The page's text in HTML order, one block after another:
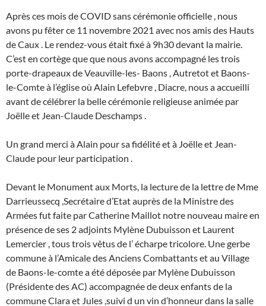
Après ces mois de COVID sans cérémonie officielle , nous
avons pu fêter ce 11 novembre 2021 avec nos amis des Hauts
de Caux . Le rendez-vous était fixé à 9h30 devant la mairie.
C’est en cortège que que nous avons accompagné les trois
porte-drapeaux de Veauville-les- Baons , Autretot et Baons-
le-Comte à l’église où Alain Lefebvre , Diacre, nous a accueilli
avant de célébrer la belle cérémonie religieuse animée par
Joëlle et Jean-Claude Deschamps .
Un grand merci à Alain pour sa fidélité et à Joëlle et Jean-
Claude pour leur participation .
Devant le Monument aux Morts, la lecture de la lettre de Mme
Darrieussecq ,Secrétaire d’Etat auprès de la Ministre des
Armées fut faite par Catherine Maillot notre nouveau maire en
présence de ses 2 adjoints Mylène Dubuisson et Laurent
Lemercier , tous trois vêtus de l’ écharpe tricolore. Une gerbe
commune à l’Amicale des Anciens Combattants et au Village
de Baons-le-comte a été déposée par Mylène Dubuisson
(Présidente des AC) accompagnée de deux enfants de la
commune Clara et Jules ,suivi d un vin d’honneur dans la salle